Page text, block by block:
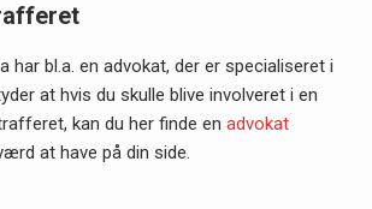
har bl.a. en advokat, der er specialiseret i
at hvis du skulle blive involveret i en
kan du her finde en advokat
at have på din side.